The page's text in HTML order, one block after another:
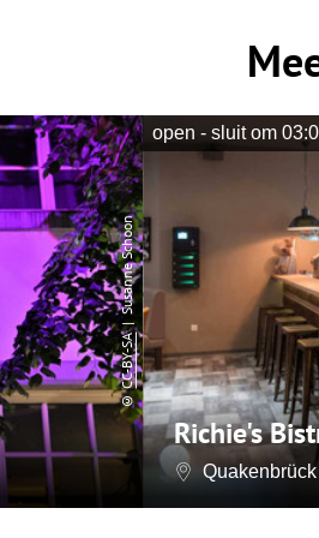
©
CC-BY-SA
| Susanne Schoon
open - sluit om
Richie's
Quakenbrück